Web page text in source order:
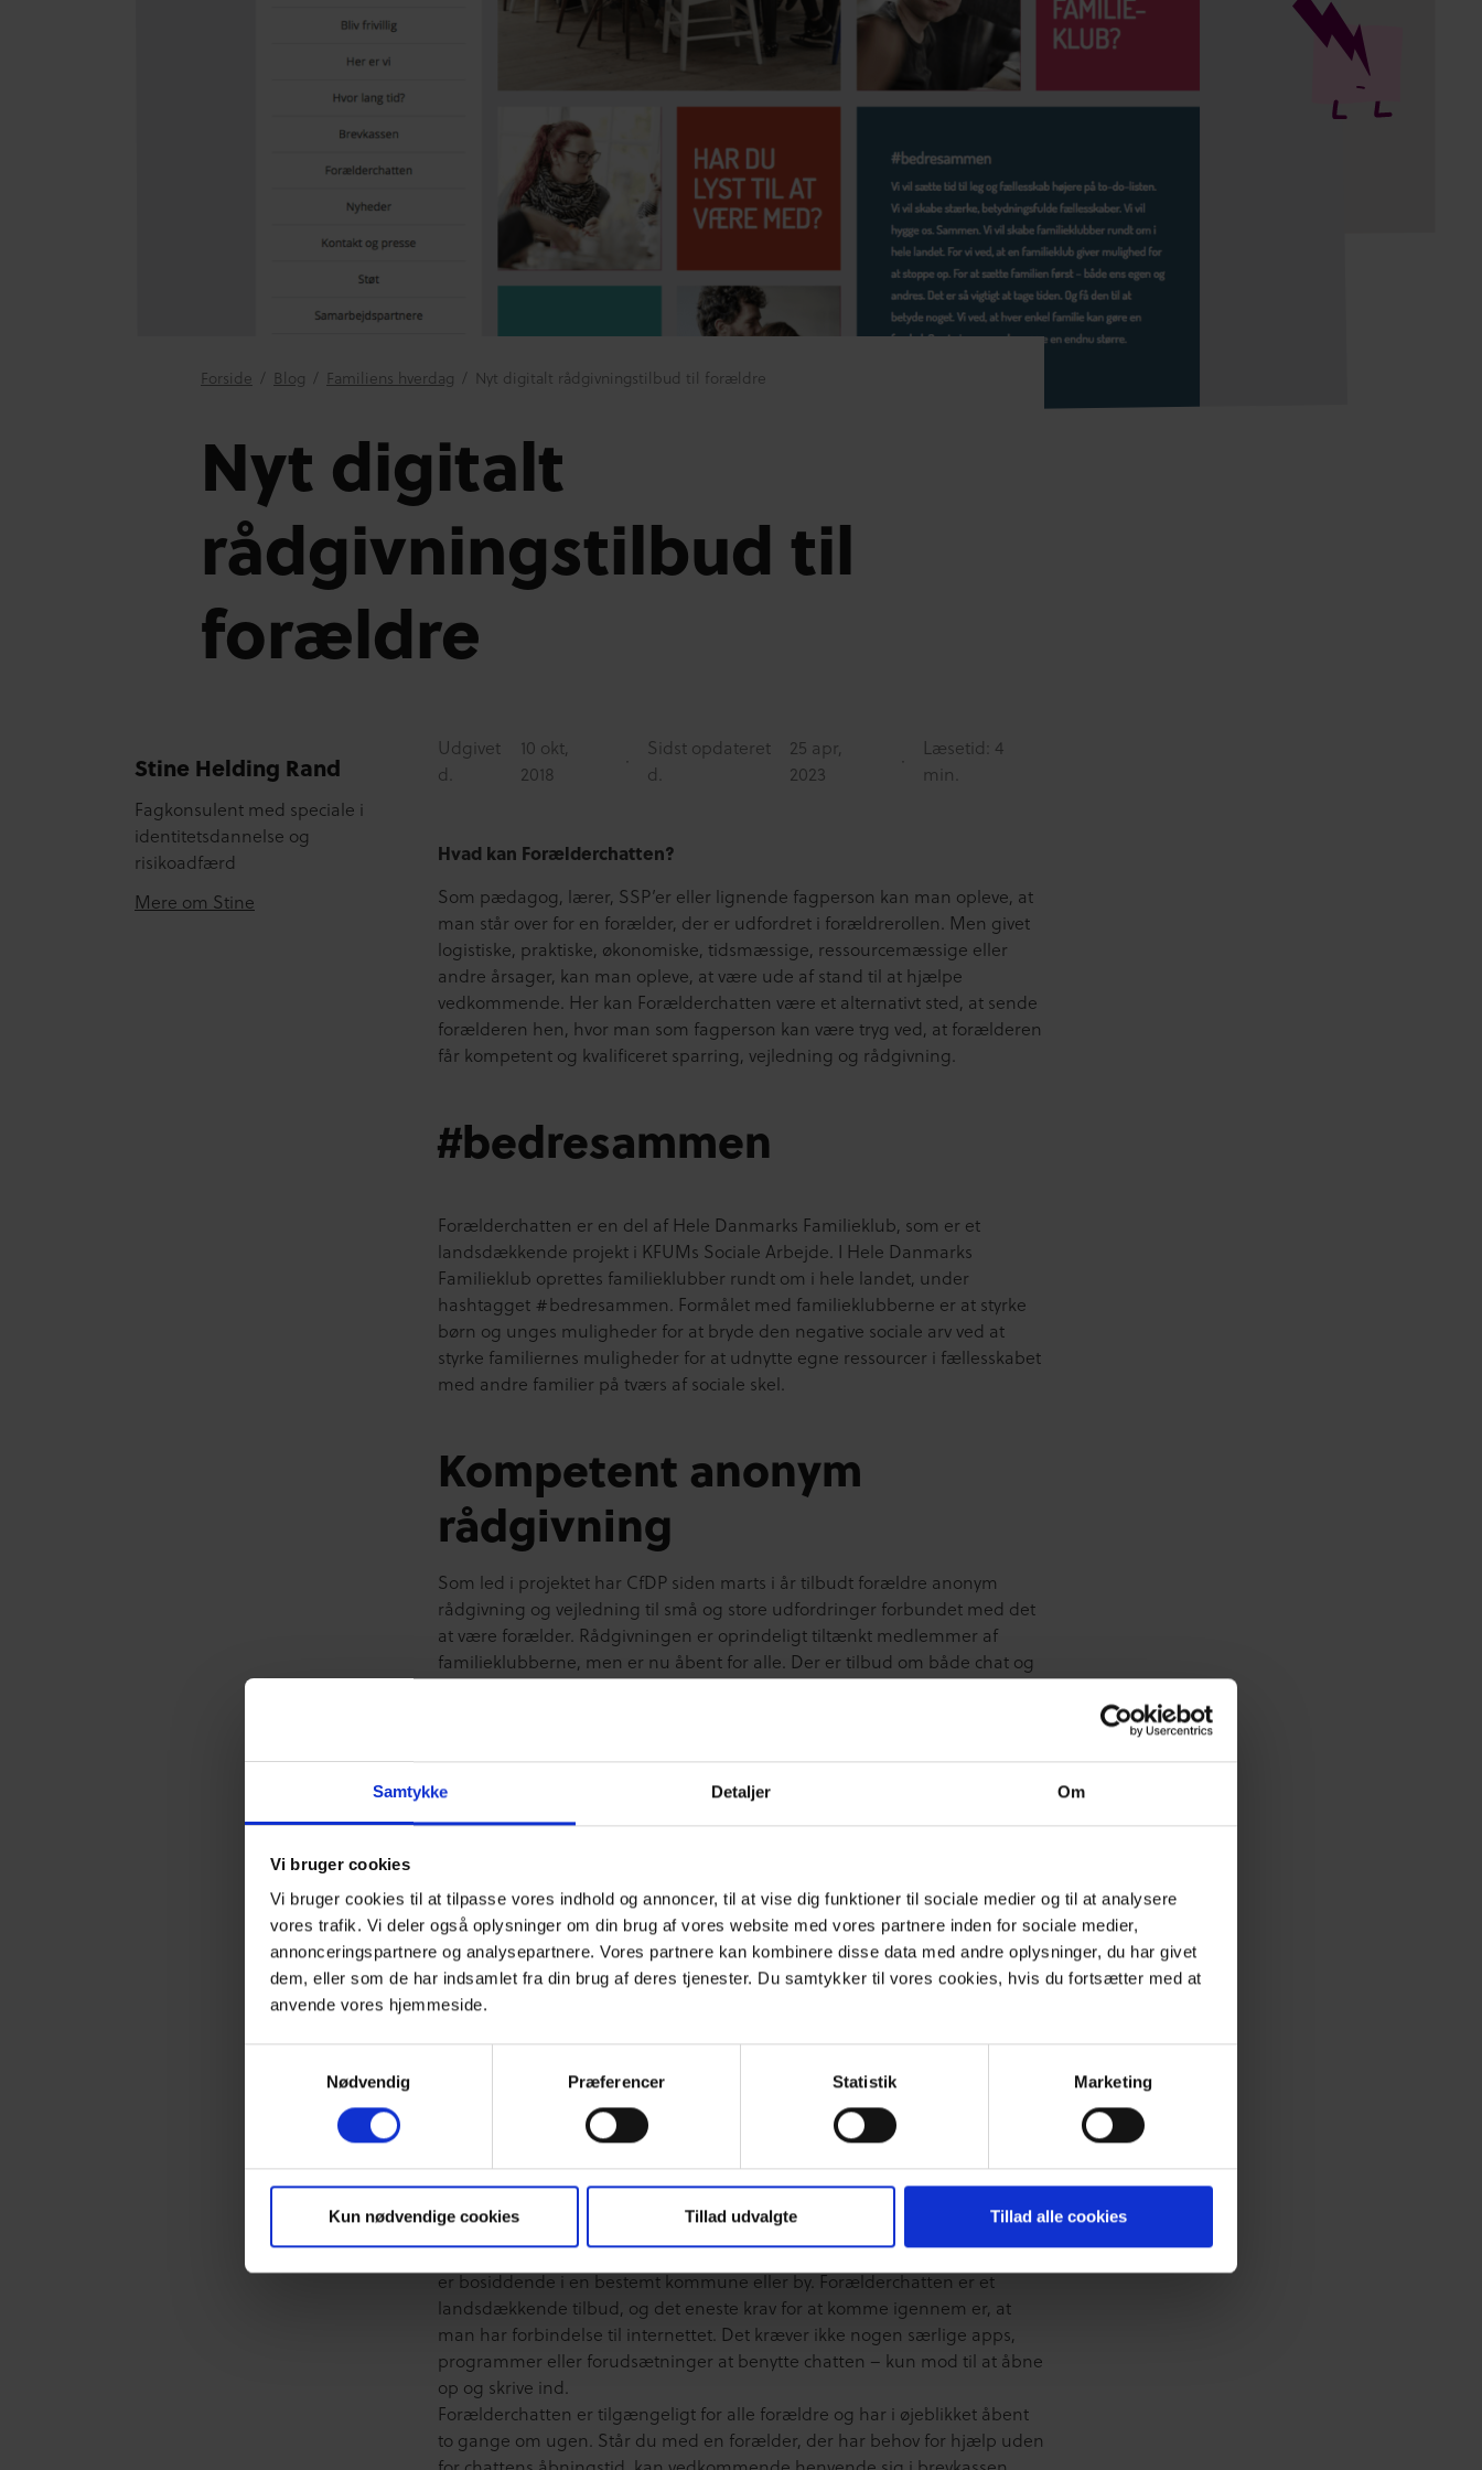
Samtykke Detaljer Om
Vi bruger cookies
Vi bruger cookies til at tilpasse vores indhold og annoncer, til at vise dig funktioner til sociale medier og til at analysere
vores trafik. Vi deler også oplysninger om din brug af vores website med vores partnere inden for sociale medier,
annonceringspartnere og analysepartnere. Vores partnere kan kombinere disse data med andre oplysninger, du har givet
dem, eller som de har indsamlet fra din brug af deres tjenester. Du samtykker til vores cookies, hvis du fortsætter med at
anvende vores hjemmeside.
Nødvendig
Præferencer Statistik Marketing
Kun nødvendige cookies Tillad udvalgte Tillad alle cookies
Forside / Blog / Familiens hverdag / Nyt digitalt rådgivningstilbud til forældre
Nyt digitalt
rådgivningstilbud til
forældre
Stine Helding Rand
Fagkonsulent med speciale i
identitetsdannelse og
risikoadfærd
Mere om Stine
Udgivet
d.
10 okt,
2018
Sidst opdateret
d.
25 apr,
2023
Læsetid: 4
min.
Hvad kan Forælderchatten?
Som pædagog, lærer, SSP’er eller lignende fagperson kan man opleve, at
man står over for en forælder, der er udfordret i forældrerollen. Men givet
logistiske, praktiske, økonomiske, tidsmæssige, ressourcemæssige eller
andre årsager, kan man opleve, at være ude af stand til at hjælpe
vedkommende. Her kan Forælderchatten være et alternativt sted, at sende
forælderen hen, hvor man som fagperson kan være tryg ved, at forælderen
får kompetent og kvalificeret sparring, vejledning og rådgivning.
#bedresammen
Forælderchatten er en del af Hele Danmarks Familieklub, som er et
landsdækkende projekt i KFUMs Sociale Arbejde. I Hele Danmarks
Familieklub oprettes familieklubber rundt om i hele landet, under
hashtagget #bedresammen. Formålet med familieklubberne er at styrke
børn og unges muligheder for at bryde den negative sociale arv ved at
styrke familiernes muligheder for at udnytte egne ressourcer i fællesskabet
med andre familier på tværs af sociale skel.
Kompetent anonym
rådgivning
Som led i projektet har CfDP siden marts i år tilbudt forældre anonym
rådgivning og vejledning til små og store udfordringer forbundet med det
at være forælder. Rådgivningen er oprindeligt tiltænkt medlemmer af
familieklubberne, men er nu åbent for alle. Der er tilbud om både chat og
bagud og aldrig have tid nok, hverken til sig selv eller sine unger, og
bekymringer om, hvorvidt ens børn bliver stimuleret tilstrækkeligt.
Rådgiverne har alle en socialfaglig uddannelse, og har således både viden
pædagogik, med særligt fokus på familiedynamikker, familieforståelse og
parterapi. Flere af rådgiverne er selv forældre, og alle har erfaring med, at
tale med mennesker, der har brug for sparring eller et godt råd.
Tilgængeligt for alle
Som fagperson kan man opleve, at man møder forældre, hvor man tydeligt
kan mærke, at der er noget, der tynger dem, men hvor den ramme man
arbejder i, af den ene eller anden årsag ikke tillader, at man taler med
dem om det. Her kan det være rart at vide, at der findes et sted som
vejledning til forældre- og familielivets små og store spørgsmål.
Forælderchatten har samtidig den store force, at den ikke kræver, at man
er bosiddende i en bestemt kommune eller by. Forælderchatten er et
landsdækkende tilbud, og det eneste krav for at komme igennem er, at
man har forbindelse til internettet. Det kræver ikke nogen særlige apps,
programmer eller forudsætninger at benytte chatten – kun mod til at åbne
op og skrive ind.
Forælderchatten er tilgængeligt for alle forældre og har i øjeblikket åbent
to gange om ugen. Står du med en forælder, der har behov for hjælp uden